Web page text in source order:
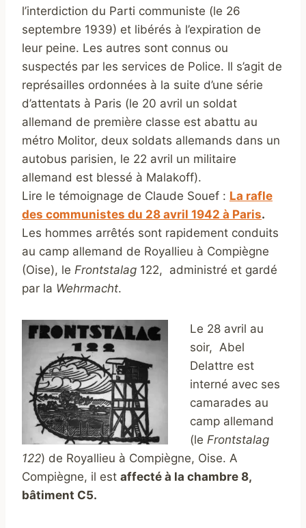
l’interdiction du Parti communiste (le 26
septembre 1939) et libérés à l’expiration de
leur peine. Les autres sont connus ou
suspectés par les services de Police. Il s’agit de
représailles ordonnées à la suite d’une série
d’attentats à Paris (le 20 avril un soldat
allemand de première classe est abattu au
métro Molitor, deux soldats allemands dans un
autobus parisien, le 22 avril un militaire
allemand est blessé à Malakoff).
Lire le témoignage de Claude Souef : La rafle
des communistes du 28 avril 1942 à Paris.
Les hommes arrêtés sont rapidement conduits
au camp allemand de Royallieu à Compiègne
(Oise), le Frontstalag 122, administré et gardé
par la Wehrmacht.
Le 28 avril au
soir, Abel
Delattre est
interné avec ses
camarades au
camp allemand
(le Frontstalag
122) de Royallieu à Compiègne, Oise. A
Compiègne, il est affecté à la chambre 8,
bâtiment C5.